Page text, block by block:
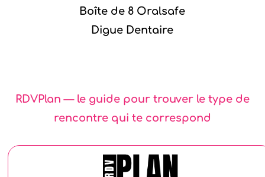
Boîte de 8 Oralsafe
Digue Dentaire
RDVPlan — le guide pour trouver le type de
rencontre qui te correspond